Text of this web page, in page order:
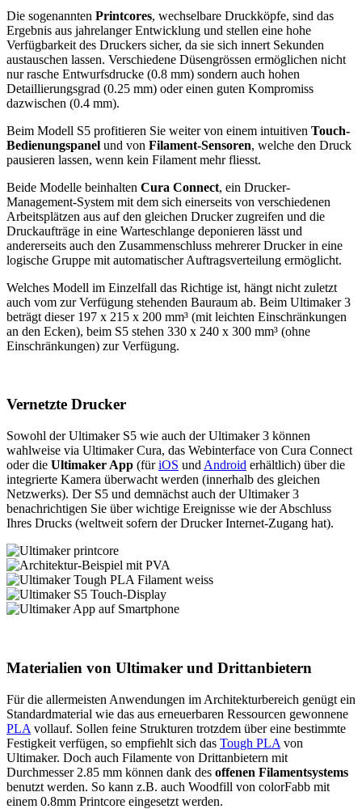
Die sogenannten Printcores, wechselbare Druckköpfe, sind das
Ergebnis aus jahrelanger Entwicklung und stellen eine hohe
Verfügbarkeit des Druckers sicher, da sie sich innert Sekunden
austauschen lassen. Verschiedene Düsengrössen ermöglichen nicht
nur rasche Entwurfsdrucke (0.8 mm) sondern auch hohen
Detaillierungsgrad (0.25 mm) oder einen guten Kompromiss
dazwischen (0.4 mm).
Beim Modell S5 profitieren Sie weiter von einem intuitiven Touch-
Bedienungspanel und von Filament-Sensoren, welche den Druck
pausieren lassen, wenn kein Filament mehr fliesst.
Beide Modelle beinhalten Cura Connect, ein Drucker-
Management-System mit dem sich einerseits von verschiedenen
Arbeitsplätzen aus auf den gleichen Drucker zugreifen und die
Druckaufträge in eine Warteschlange deponieren lässt und
andererseits auch den Zusammenschluss mehrerer Drucker in eine
logische Gruppe mit automatischer Auftragsverteilung ermöglicht.
Welches Modell im Einzelfall das Richtige ist, hängt nicht zuletzt
auch vom zur Verfügung stehenden Bauraum ab. Beim Ultimaker 3
beträgt dieser 197 x 215 x 200 mm³ (mit leichten Einschränkungen
an den Ecken), beim S5 stehen 330 x 240 x 300 mm³ (ohne
Einschränkungen) zur Verfügung.
Vernetzte Drucker
Sowohl der Ultimaker S5 wie auch der Ultimaker 3 können
wahlweise via Ultimaker Cura, das Webinterface von Cura Connect
oder die Ultimaker App (füriOS und Android erhältlich) über die
integrierte Kamera überwacht werden (innerhalb des gleichen
Netzwerks). Der S5 und demnächst auch der Ultimaker 3
benachrichtigen Sie über wichtige Ereignisse wie der Abschluss
Ihres Drucks (weltweit sofern der Drucker Internet-Zugang hat).
Materialien von Ultimaker und Drittanbietern
Für die allermeisten Anwendungen im Architekturbereich genügt ein
Standardmaterial wie das aus erneuerbaren Ressourcen gewonnene
PLA vollauf. Sollen feine Strukturen trotzdem über eine bestimmte
Festigkeit verfügen, so empfiehlt sich das Tough PLA von
Ultimaker. Doch auch Filamente von Drittanbietern mit
Durchmesser 2.85 mm können dank des offenen Filamentsystems
benutzt werden. So kann z.B. auch Woodfill von colorFabb mit
einem 0.8mm Printcore eingesetzt werden.